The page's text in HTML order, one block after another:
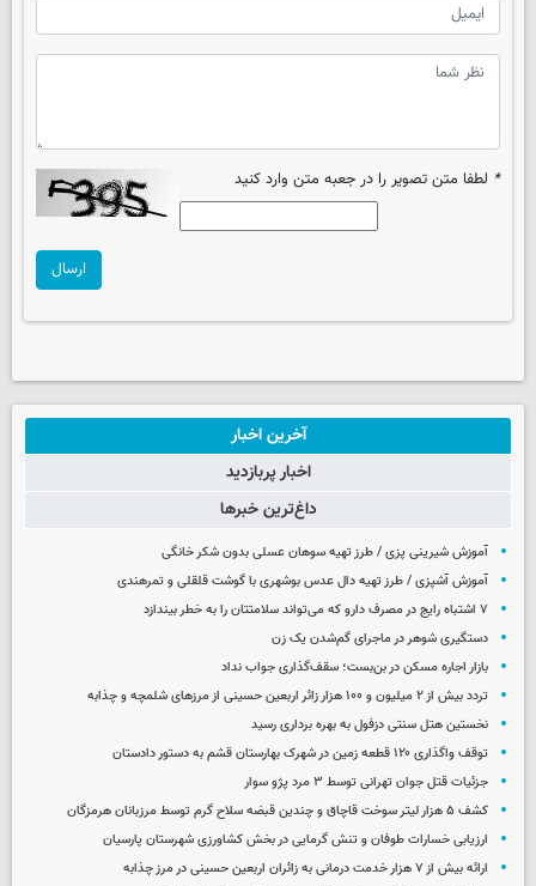
* لطفا متن تصویر را در جعبه متن وارد کنید
ارسال
آخرین اخبار
اخبار پربازدید
داغ‌ترین خبرها
آموزش شیرینی پزی / طرز تهیه سوهان عسلی بدون شکر خانگی
آموزش آشپزی / طرز تهیه دال عدس بوشهری با گوشت قلقلی و تمرهندی
۷ اشتباه رایج در مصرف دارو که می‌تواند سلامتتان را به خطر بیندازد
دستگیری شوهر در ماجرای گم‌شدن یک زن
بازار اجاره مسکن در بن‌بست؛ سقف‌گذاری جواب نداد
تردد بیش از ۲ میلیون و ۱۰۰ هزار زائر اربعین حسینی از مرزهای شلمچه و چذابه
نخستین هتل سنتی دزفول به بهره برداری رسید
توقف واگذاری ۱۲۰ قطعه زمین در شهرک بهارستان قشم به دستور دادستان
جزئیات قتل جوان تهرانی توسط ۳ مرد پژو سوار
کشف ۵ هزار لیتر سوخت قاچاق و چندین قبضه سلاح گرم توسط مرزبانان هرمزگان
ارزیابی خسارات طوفان و تنش گرمایی در بخش کشاورزی شهرستان پارسیان
ارائه بیش از ۷ هزار خدمت درمانی به زائران اربعین حسینی در مرز چذابه